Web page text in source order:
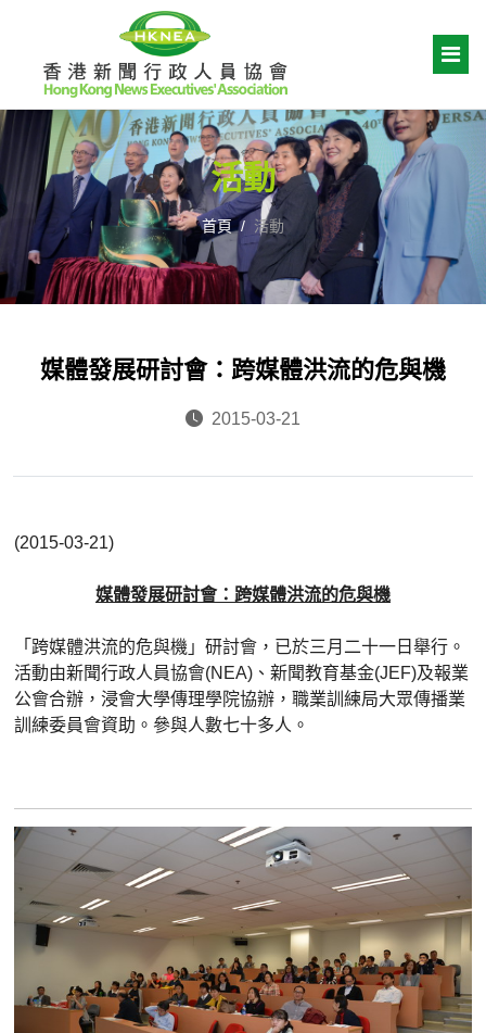
活動
首頁 活動
媒體發展研討會：跨媒體洪流的危與機
2015-03-21
(2015-03-21)
媒體發展研討會：跨媒體洪流的危與機
「跨媒體洪流的危與機」研討會，已於三月二十一日舉行。
活動由新聞行政人員協會(NEA) 、新聞教育基金(JEF)及報業
公會合辦，浸會大學傳理學院協辦，職業訓練局大眾傳播業
訓練委員會資助。參與人數七十多人。